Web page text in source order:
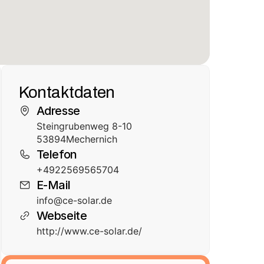
Kontaktdaten
Adresse
Steingrubenweg 8-10
53894Mechernich
Telefon
+4922569565704
E-Mail
info@ce-solar.de
Webseite
http://www.ce-solar.de/